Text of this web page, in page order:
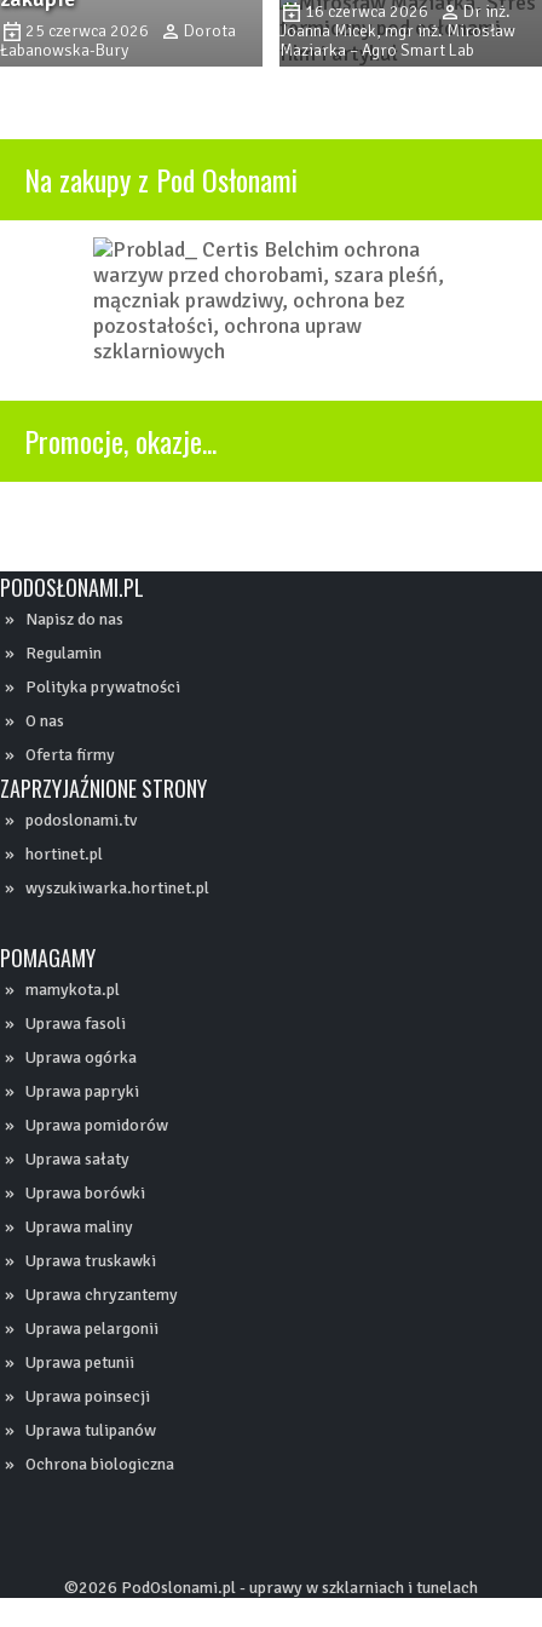
25 czerwca 2026
Dorota
Łabanowska-Bury
16 czerwca 2026
Dr inż.
Joanna Micek, mgr inż. Mirosław
Maziarka – Agro Smart Lab
Na zakupy z Pod Osłonami
Promocje, okazje...
PODOSŁONAMI.PL
Napisz do nas
Regulamin
Polityka prywatności
O nas
Oferta firmy
ZAPRZYJAŹNIONE STRONY
podoslonami.tv
hortinet.pl
wyszukiwarka.hortinet.pl
POMAGAMY
mamykota.pl
Uprawa fasoli
Uprawa ogórka
Uprawa papryki
Uprawa pomidorów
Uprawa sałaty
Uprawa borówki
Uprawa maliny
Uprawa truskawki
Uprawa chryzantemy
Uprawa pelargonii
Uprawa petunii
Uprawa poinsecji
Uprawa tulipanów
Ochrona biologiczna
©2026 PodOslonami.pl - uprawy w szklarniach i tunelach